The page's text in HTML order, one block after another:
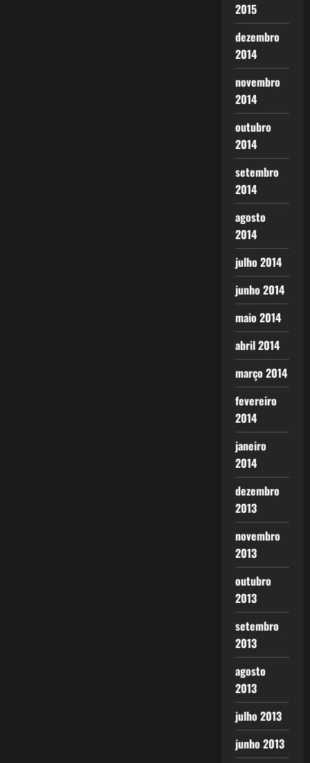
2015
dezembro
2014
novembro
2014
outubro
2014
setembro
2014
agosto
2014
julho 2014
junho 2014
maio 2014
abril 2014
março 2014
fevereiro
2014
janeiro
2014
dezembro
2013
novembro
2013
outubro
2013
setembro
2013
agosto
2013
julho 2013
junho 2013